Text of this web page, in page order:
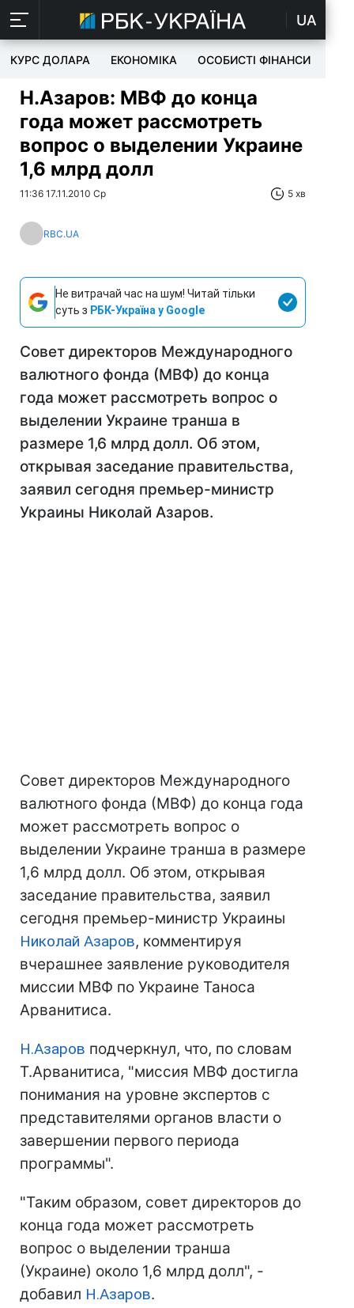
UA
КУРС ДОЛАРА ЕКОНОМІКА ОСОБИСТІ ФІНАНСИ
Н.Азаров: МВФ до конца
года может рассмотреть
вопрос о выделении Украине
1,6 млрд долл
11:36 17.11.2010 Ср 5 хв
RBC.UA
Не витрачай час на шум! Читай тільки
суть з РБК-Україна у Google
Совет директоров Международного
валютного фонда (МВФ) до конца
года может рассмотреть вопрос о
выделении Украине транша в
размере 1,6 млрд долл. Об этом,
открывая заседание правительства,
заявил сегодня премьер-министр
Украины Николай Азаров.
Совет директоров Международного
валютного фонда (МВФ) до конца года
может рассмотреть вопрос о
выделении Украине транша в размере
1,6 млрд долл. Об этом, открывая
заседание правительства, заявил
сегодня премьер-министр Украины
Николай Азаров, комментируя
вчерашнее заявление руководителя
миссии МВФ по Украине Таноса
Арванитиса.
Н.Азаров подчеркнул, что, по словам
Т.Арванитиса, "миссия МВФ достигла
понимания на уровне экспертов с
представителями органов власти о
завершении первого периода
программы".
"Таким образом, совет директоров до
конца года может рассмотреть
вопрос о выделении транша
(Украине) около 1,6 млрд долл", -
добавил Н.Азаров.